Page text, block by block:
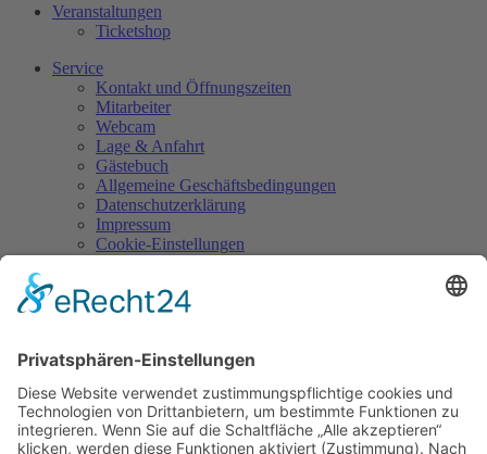
Veranstaltungen
Ticketshop
Service
Kontakt und Öffnungszeiten
Mitarbeiter
Webcam
Lage & Anfahrt
Gästebuch
Allgemeine Geschäftsbedingungen
Datenschutzerklärung
Impressum
Cookie-Einstellungen
Kontakt
Burg 1
95685 Falkenberg
Tel.: 09637/929945-0
Mail:info@burg-falkenberg.bayern